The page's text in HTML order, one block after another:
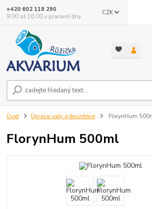
CZK
+420 602 118 290
9:00 až 16:00 v pracovní dny
Úvod Úprava vody a desinfekce FlorynHum
FlorynHum 500ml